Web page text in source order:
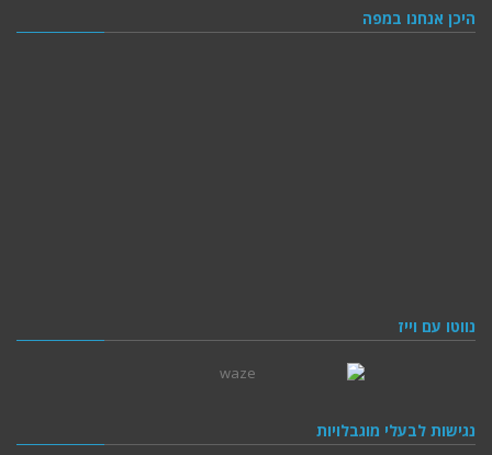
היכן אנחנו במפה
נווטו עם וייז
נגישות לבעלי מוגבלויות